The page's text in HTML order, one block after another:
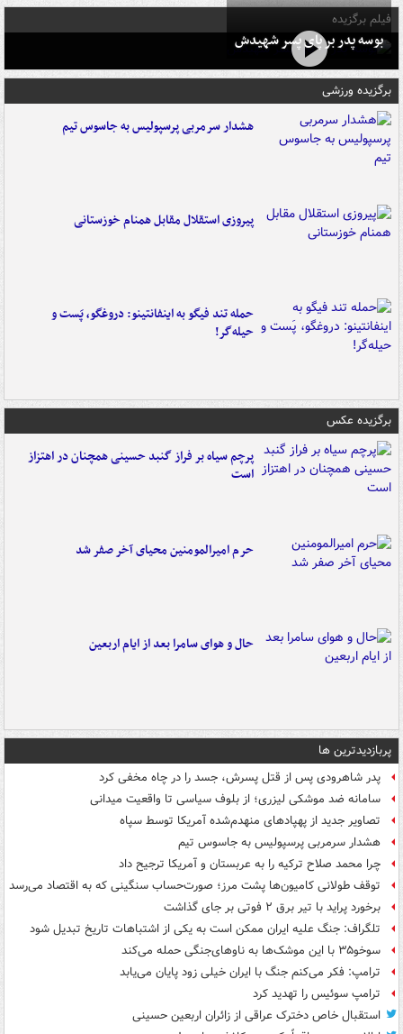
فیلم برگزیده
بوسه‌ پدر بر پای پسر شهیدش
برگزیده ورزشی
هشدار سرمربی پرسپولیس به جاسوس تیم
پیروزی استقلال مقابل همنام خوزستانی
حمله تند فیگو به اینفانتینو: دروغگو، پَست‌ و
حیله‌گر!
برگزیده عکس
پرچم سیاه بر فراز گنبد حسینی همچنان در اهتزاز
است
حرم امیرالمومنین محیای آخر صفر شد
حال و هوای سامرا بعد از ایام اربعین
پربازدیدترین ها
پدر شاهرودی پس از قتل پسرش، جسد را در چاه مخفی کرد
سامانه ضد موشکی لیزری؛ از بلوف سیاسی تا واقعیت میدانی
تصاویر جدید از پهپادهای منهدم‌شده آمریکا توسط سپاه
هشدار سرمربی پرسپولیس به جاسوس تیم
چرا محمد صلاح ترکیه را به عربستان و آمریکا ترجیح داد
توقف طولانی کامیون‌ها پشت مرز؛ صورت‌حساب سنگینی که به اقتصاد می‌رسد
برخورد پراید با تیر برق ۲ فوتی بر جای گذاشت
تلگراف: جنگ علیه ایران ممکن است به یکی از اشتباهات تاریخ تبدیل شود
سوخو۳۵ با این موشک‌ها به ناوهای‌جنگی حمله می‌کند
ترامپ: فکر می‌کنم جنگ با ایران خیلی زود پایان می‌یابد
ترامپ سوئیس را تهدید کرد
استقبال خاص دخترک عراقی از زائران اربعین حسینی